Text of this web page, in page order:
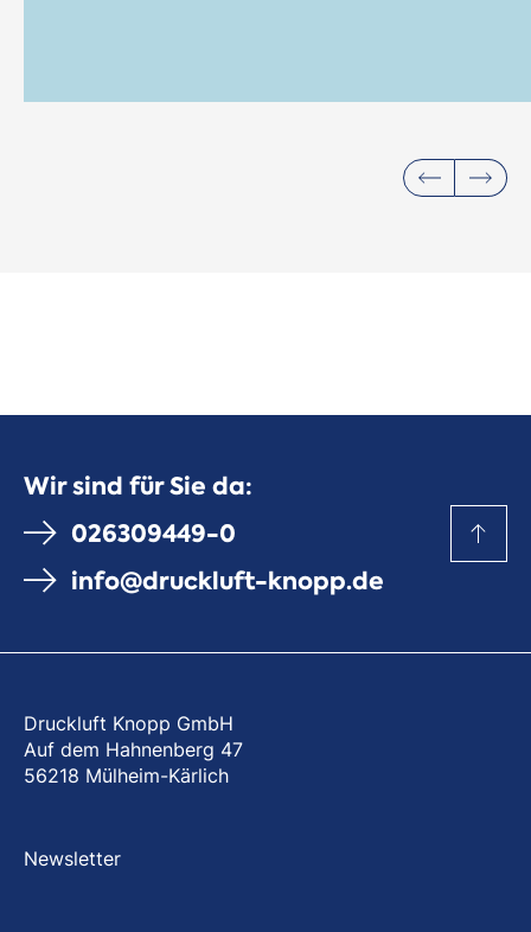
Wir sind für Sie da:
026309449-0
info@druckluft-knopp.de
Druckluft Knopp GmbH
Auf dem Hahnenberg 47
56218 Mülheim-Kärlich
Newsletter